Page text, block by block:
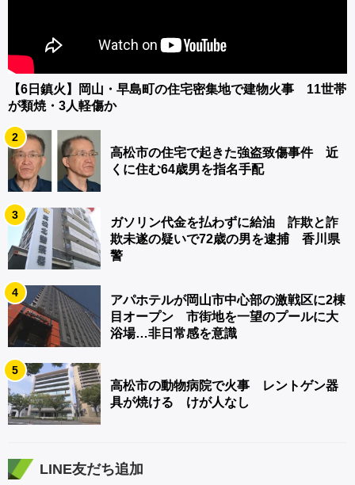
【6日鎮火】岡山・早島町の住宅密集地で建物火事 11世帯
が類焼・3人軽傷か
2
高松市の住宅で起きた強盗致傷事件 近
くに住む64歳男を指名手配
3
ガソリン代金を払わずに給油 詐欺と詐
欺未遂の疑いで72歳の男を逮捕 香川県
警
4
アパホテルが岡山市中心部の激戦区に2棟
目オープン 市街地を一望のプールに大
浴場…非日常感を意識
5
高松市の動物病院で火事 レントゲン器
具が焼ける けが人なし
LINE友だち追加